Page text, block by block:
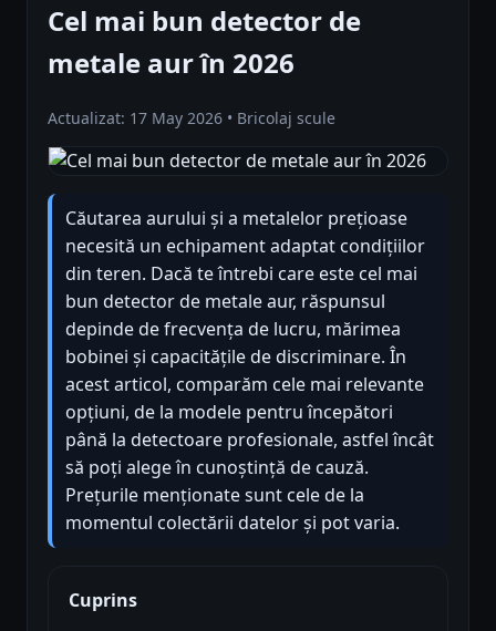
Cel mai bun detector de
metale aur în 2026
Actualizat: 17 May 2026 • Bricolaj scule
Căutarea aurului și a metalelor prețioase
necesită un echipament adaptat condițiilor
din teren. Dacă te întrebi care este cel mai
bun detector de metale aur, răspunsul
depinde de frecvența de lucru, mărimea
bobinei și capacitățile de discriminare. În
acest articol, comparăm cele mai relevante
opțiuni, de la modele pentru începători
până la detectoare profesionale, astfel încât
să poți alege în cunoștință de cauză.
Prețurile menționate sunt cele de la
momentul colectării datelor și pot varia.
Cuprins